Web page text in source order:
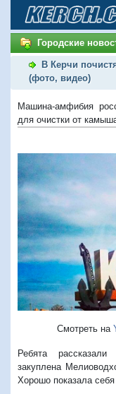
Городские
В Керчи
(фото, видео)
Машина-амфибия
для очистки от
Смотреть на
Ребята
закуплена
Хорошо показала себя